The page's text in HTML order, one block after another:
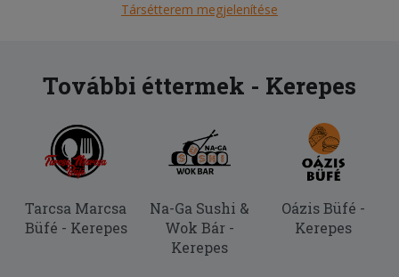
2025-10-14 - Szandra:
2025-09-22 - Balázs:
2025-09-02 - Pál:
Nagyon finom volt.
Társétterem megjelenítése
További éttermek - Kerepes
Tarcsa Marcsa
Büfé - Kerepes
Na-Ga Sushi &
Wok Bár -
Kerepes
Oázis Büfé -
Kerepes